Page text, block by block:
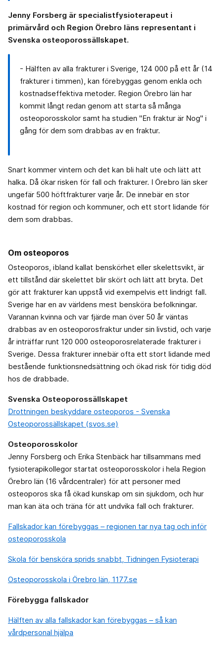
Jenny Forsberg är specialistfysioterapeut i
primärvård och Region Örebro läns representant i
Svenska osteoporossällskapet.
- Hälften av alla frakturer i Sverige, 124 000 på ett år (14
frakturer i timmen), kan förebyggas genom enkla och
kostnadseffektiva metoder. Region Örebro län har
kommit långt redan genom att starta så många
osteoporosskolor samt ha studien "En fraktur är Nog" i
gång för dem som drabbas av en fraktur.
Snart kommer vintern och det kan bli halt ute och lätt att
halka. Då ökar risken för fall och frakturer. I Örebro län sker
ungefär 500 höftfrakturer varje år. De innebär en stor
kostnad för region och kommuner, och ett stort lidande för
dem som drabbas.
Om osteoporos
Osteoporos, ibland kallat benskörhet eller skelettsvikt, är
ett tillstånd där skelettet blir skört och lätt att bryta. Det
gör att frakturer kan uppstå vid exempelvis ett lindrigt fall.
Sverige har en av världens mest bensköra befolkningar.
Varannan kvinna och var fjärde man över 50 år väntas
drabbas av en osteoporosfraktur under sin livstid, och varje
år inträffar runt 120 000 osteoporosrelaterade frakturer i
Sverige. Dessa frakturer innebär ofta ett stort lidande med
bestående funktionsnedsättning och ökad risk för tidig död
hos de drabbade.
Svenska Osteoporossällskapet
Drottningen beskyddare osteoporos - Svenska
Osteoporossällskapet (svos.se)
Osteoporosskolor
Jenny Forsberg och Erika Stenbäck har tillsammans med
fysioterapikollegor startat osteoporosskolor i hela Region
Örebro län (16 vårdcentraler) för att personer med
osteoporos ska få ökad kunskap om sin sjukdom, och hur
man kan äta och träna för att undvika fall och frakturer.
Fallskador kan förebyggas – regionen tar nya tag och inför
osteoporosskola
Skola för bensköra sprids snabbt, Tidningen Fysioterapi
Osteoporosskola i Örebro län, 1177.se
Förebygga fallskador
Hälften av alla fallskador kan förebyggas – så kan
vårdpersonal hjälpa